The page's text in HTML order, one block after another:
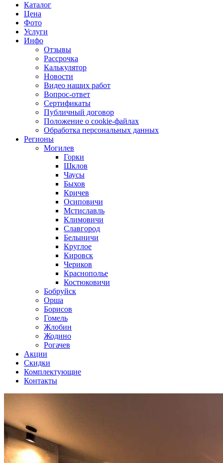
Каталог
Цена
Фото
Услуги
Инфо
Отзывы
Рассрочка
Калькулятор
Новости
Видео наших работ
Вопрос-ответ
Сертификаты
Публичный договор
Положение о cookie-файлах
Обработка персональных данных
Регионы
Могилев
Горки
Шклов
Чаусы
Быхов
Кричев
Осиповичи
Мстиславль
Климовичи
Славгород
Белыничи
Круглое
Кировск
Чериков
Краснополье
Костюковичи
Бобруйск
Орша
Борисов
Гомель
Жлобин
Жодино
Рогачев
Акции
Скидки
Комплектующие
Контакты